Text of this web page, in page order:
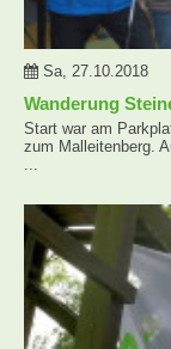
Sa, 27.10.2018
Wanderung
Start war am
zum Malleitenberg.